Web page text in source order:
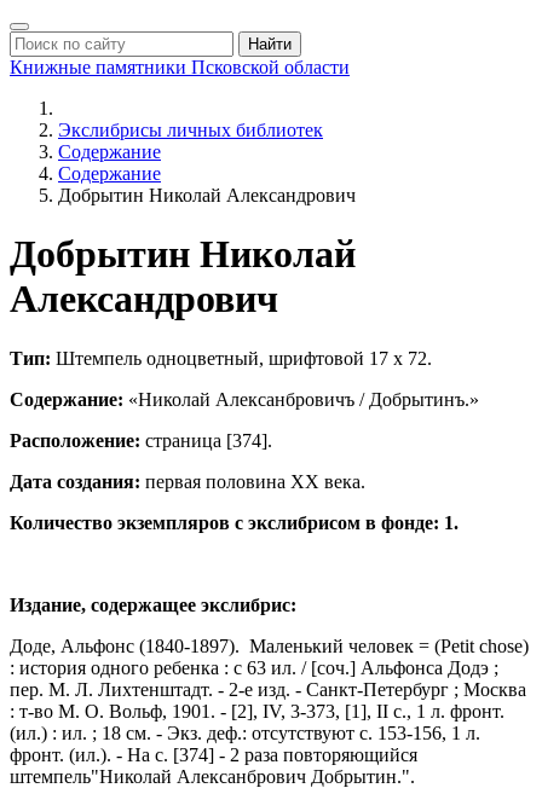
Найти
Книжные памятники Псковской области
Экслибрисы личных библиотек
Содержание
Содержание
Добрытин Николай Александрович
Добрытин Николай
Александрович
Тип: Штемпель одноцветный, шрифтовой 17 х 72.
Содержание: «Николай Алексанбровичъ / Добрытинъ.»
Расположение: страница [374].
Дата создания: первая половина ХХ века.
Количество экземпляров с экслибрисом в фонде: 1.
Издание, содержащее экслибрис:
Доде, Альфонс (1840-1897). Маленький человек = (Petit chose)
: история одного ребенка : с 63 ил. / [соч.] Альфонса Додэ ;
пер. М. Л. Лихтенштадт. - 2-е изд. - Санкт-Петербург ; Москва
: т-во М. О. Вольф, 1901. - [2], IV, 3-373, [1], II с., 1 л. фронт.
(ил.) : ил. ; 18 см. - Экз. деф.: отсутствуют с. 153-156, 1 л.
фронт. (ил.). - На с. [374] - 2 раза повторяющийся
штемпель"Николай Алексанбрович Добрытин.".